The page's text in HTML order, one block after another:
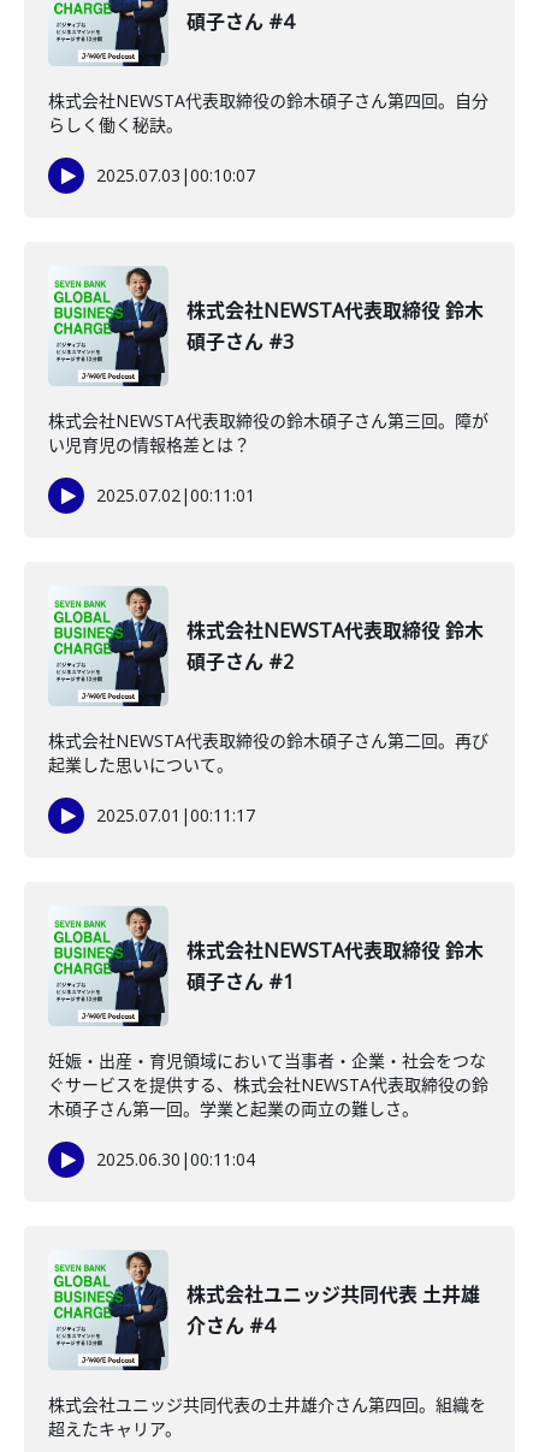
碩子さん #4
株式会社NEWSTA代表取締役の鈴木碩子さん第四回。自分
らしく働く秘訣。
2025.07.03 |00:10:07
株式会社NEWSTA代表取締役 鈴木
碩子さん #3
株式会社NEWSTA代表取締役の鈴木碩子さん第三回。障が
い児育児の情報格差とは？
2025.07.02|00:11:01
株式会社NEWSTA代表取締役 鈴木
碩子さん #2
株式会社NEWSTA代表取締役の鈴木碩子さん第二回。再び
起業した思いについて。
2025.07.01 |00:11:17
株式会社NEWSTA代表取締役 鈴木
碩子さん #1
妊娠・出産・育児領域において当事者・企業・社会をつな
ぐサービスを提供する、株式会社NEWSTA代表取締役の鈴
木碩子さん第一回。学業と起業の両立の難しさ。
2025.06.30 |00:11:04
株式会社ユニッジ共同代表 土井雄
介さん #4
株式会社ユニッジ共同代表の土井雄介さん第四回。組織を
超えたキャリア。